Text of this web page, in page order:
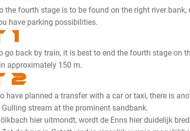
the fourth stage is to be found on the right river
have parking possibilities.
1
go back by train, it is best to end the fourth stage on
approximately 150 m.
2
have planned a transfer with a car or taxi, there is
stream at the prominent sandbank.
hier uitmondt, wordt de Enns hier duidelijk